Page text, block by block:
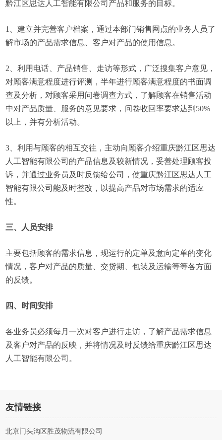
黔江区思达人工智能有限公司产品和服务的目标。
1、建立并完善客户档案，通过本部门销售网点的业务人员了
解市场的产品需求信息、客户对产品的使用信息。
2、利用电话、产品销售、走访等形式，广泛搜集客户意见，
对顾客满意程度进行评测，半年进行顾客满意程度的书面调
查及分析，对顾客采用问卷调查方式，了解顾客在销售活动
中对产品质量、服务的意见要求，问卷收回率要求达到50%
以上，并有分析活动。
3、利用与顾客的相互交往，主动向顾客介绍重庆黔江区思达
人工智能有限公司的产品信息及较新情况，妥善处理顾客投
诉，并通过业务员及时反馈给公司，使重庆黔江区思达人工
智能有限公司能及时整改，以提高产品对市场需求的适应
性。
三、人员安排
主要包括顾客的需求信息，现运行的定单及意向定单的变化
情况，客户对产品的质量、交货期、包装及运输等等各方面
的反馈。
四、时间安排
各业务员必须每月一次对客户进行走访，了解产品需求信息
及客户对产品的反映，并将情况及时反馈给重庆黔江区思达
人工智能有限公司。
友情链接
北京门头沟区胜茂物流有限公司